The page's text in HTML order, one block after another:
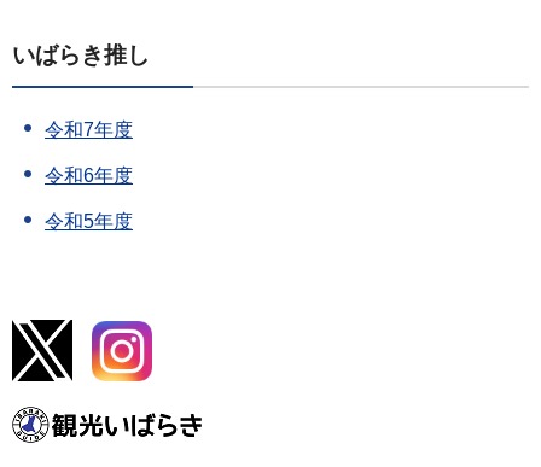
いばらき推し
令和7年度
令和6年度
令和5年度